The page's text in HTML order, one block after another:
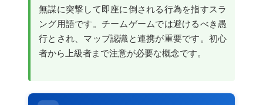
無謀に突撃して即座に倒される行為を指すスラ
ング用語です。チームゲームでは避けるべき愚
行とされ、マップ認識と連携が重要です。初心
者から上級者まで注意が必要な概念です。